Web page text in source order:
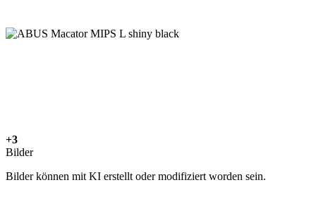
+3
Bilder
Bilder können mit KI erstellt oder modifiziert worden sein.